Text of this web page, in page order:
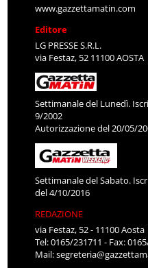
www.gazzettamatin.com
Editore
LG PRESSE S.R.L.
via Festaz, 52 11100 AOSTA
Settimanale del Lunedì.
9/2002
Autorizzazione del 20/05/
Settimanale del Sabato.
del 4/10/2016
REDAZIONE
via Festaz, 52 - 11100 Aosta
Tel: 0165/231711 - Fax:
Mail: